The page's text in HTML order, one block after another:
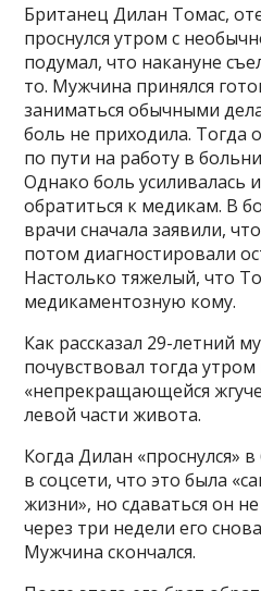
Британец Дилан Томас,
проснулся утром с
подумал, что накануне
то. Мужчина принялся
заниматься обычными
боль не приходила. Тогда
по пути на работу в
Однако боль усиливалась
обратиться к медикам. В
врачи сначала заявили,
потом диагностировали
Настолько тяжелый, что
медикаментозную кому.
Как рассказал 29-летний
почувствовал тогда
«непрекращающейся
левой части живота.
Когда Дилан «проснулся»
в соцсети, что это была
жизни», но сдаваться он
через три недели его
Мужчина скончался.